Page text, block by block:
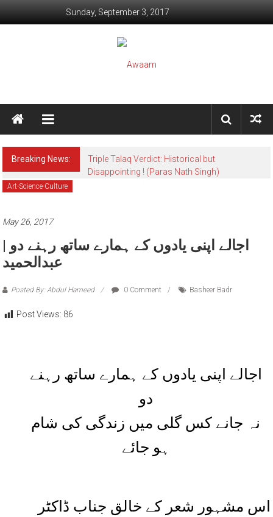
Sunday, September 3, 2017
Awaam
We, the People of India
Breaking News:
Triple Talaq Verdict: Historical but
Disappointing ! (Paras Nath Singh)
Art-Science-Culture
May 26, 2017
اجالے اپنی یادوں کے ہمارے ساتھ رہنے دو |
عبدالحمید
Posted By: Abdul Hameed 0 Comment Basheer Badr
Post Views: 86
اجالے اپنی یادوں کے ہمارے ساتھ رہنے
دو
نہ جانے کس گلی میں زندگی کی شام
ہو جائے
اس مشہور شعر کے خالق جناب ڈاکٹر